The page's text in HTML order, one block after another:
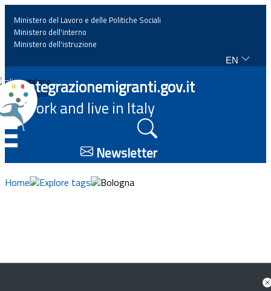
Home
News
Highlights
Events
Ministero del Lavoro e delle Politiche Sociali
Ministero dell'interno
Ministero dell'istruzione
EN
Italiano
English
Integrazionemigranti.gov.it
Work and live in Italy
Newsletter
Home Explore tags Bologna